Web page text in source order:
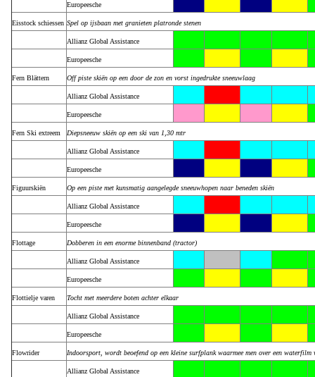
Europeesche
Eisstock schiessen Spel op ijsbaan met granieten platronde stenen
Allianz Global Assistance
Europeesche
Fern Blättern Off piste skiën op een door de zon en vorst ingedrukte sneeuwlaag
Allianz Global Assistance
Europeesche
Fern Ski extreem Diepsneeuw skiën op een ski van 1,30 mtr
Allianz Global Assistance
Europeesche
Figuurskiën Op een piste met kunsmatig aangelegde sneeuwhopen naar beneden skiën
Allianz Global Assistance
Europeesche
Flottage Dobberen in een enorme binnenband (tractor)
Allianz Global Assistance
Europeesche
Flottielje varen Tocht met meerdere boten achter elkaar
Allianz Global Assistance
Europeesche
Flowrider Indoorsport, wordt beoefend op een kleine surfplank waarmee men over een waterfilm
Allianz Global Assistance